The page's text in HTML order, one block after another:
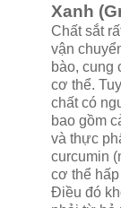
Xanh
Chất sắt
vận
bào, cung
cơ thể.
chất có
bao gồm
và thực
curcumin
cơ thể hấp
Điều đó